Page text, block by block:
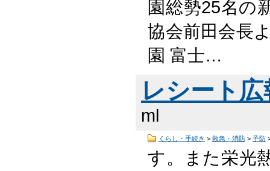
園総勢25名の
協会前田会長
園 富士…
レシート
ml
くらし・手続き > 救急・消防> 予防
す。また栄光